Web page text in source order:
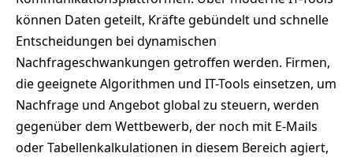
können Daten geteilt, Kräfte gebündelt und schnelle
Entscheidungen bei dynamischen
Nachfrageschwankungen getroffen werden. Firmen,
die geeignete Algorithmen und IT-Tools einsetzen, um
Nachfrage und Angebot global zu steuern, werden
gegenüber dem Wettbewerb, der noch mit E-Mails
oder Tabellenkalkulationen in diesem Bereich agiert,